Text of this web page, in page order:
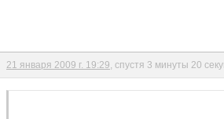
21 января 2009 г. 19:29 , спустя 3 минуты 20